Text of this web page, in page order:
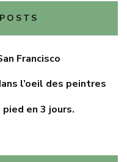
Francisco
l’oeil des peintres
en 3 jours.